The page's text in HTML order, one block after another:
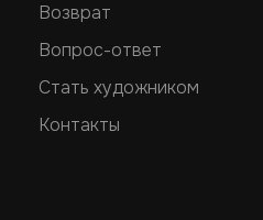
Возврат
Вопрос-ответ
Стать художником
Контакты